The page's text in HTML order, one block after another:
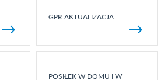
GPR AKTUALIZACJA
POSIŁEK W DOMU I W